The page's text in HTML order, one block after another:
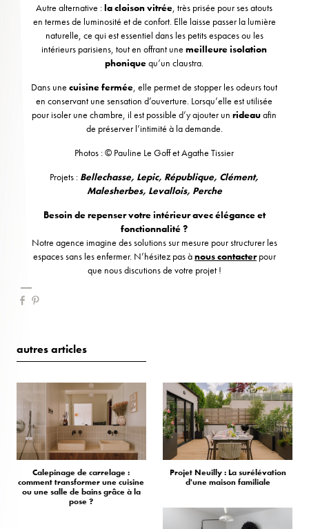
Autre alternative :la cloison vitrée, très prisée pour ses atouts
en termes de luminosité et de confort. Elle laisse passer la lumière
naturelle, ce qui est essentiel dans les petits espaces ou les
intérieurs parisiens, tout en offrant unemeilleure isolation
phoniquequ’un claustra.
Dans unecuisine fermée, elle permet de stopper les odeurs tout
en conservant une sensation d’ouverture. Lorsqu’elle est utilisée
pour isoler une chambre, il est possible d’y ajouter unrideauafin
de préserver l’intimité à la demande.
Photos : © Pauline Le Goff et Agathe Tissier
Projets : Bellechasse, Lepic, République, Clément,
Malesherbes, Levallois, Perche
Besoin de repenser votre intérieur avec élégance et
fonctionnalité ?
Notre agence imagine des solutions sur mesure pour structurer les
espaces sans les enfermer. N’hésitez pas ànous contacterpour
que nous discutions de votre projet !
autres articles
Calepinage de carrelage :
comment transformer une cuisine
ou une salle de bains grâce à la
pose ?
Projet Neuilly : La surélévation
d'une maison familiale